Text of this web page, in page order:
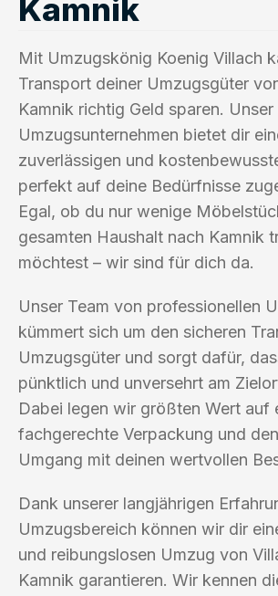
Kamnik
Mit Umzugskönig Koenig Villach
Transport deiner Umzugsgüter
Kamnik richtig Geld sparen.
Umzugsunternehmen bietet dir
zuverlässigen und
perfekt auf deine Bedürfnisse
Egal, ob du nur wenige
gesamten Haushalt nach Kamnik
möchtest – wir sind für dich da.
Unser Team von professionellen
kümmert sich um den sicheren
Umzugsgüter und sorgt dafür,
pünktlich und unversehrt am
Dabei legen wir größten Wert auf
fachgerechte Verpackung und
Umgang mit deinen wertvollen
Dank unserer langjährigen
Umzugsbereich können wir dir
und reibungslosen Umzug von
Kamnik garantieren. Wir kennen